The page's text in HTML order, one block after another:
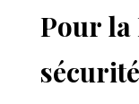
Pour la